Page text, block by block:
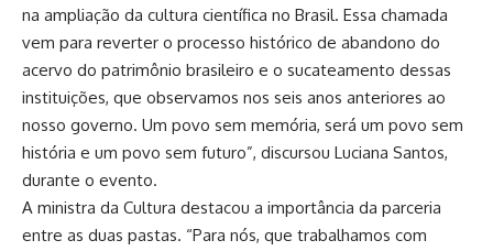
na ampliação da cultura científica no Brasil. Essa chamada
vem para reverter o processo histórico de abandono do
acervo do patrimônio brasileiro e o sucateamento dessas
instituições, que observamos nos seis anos anteriores ao
nosso governo. Um povo sem memória, será um povo sem
história e um povo sem futuro”, discursou Luciana Santos,
durante o evento.
A ministra da Cultura destacou a importância da parceria
entre as duas pastas. “Para nós, que trabalhamos com